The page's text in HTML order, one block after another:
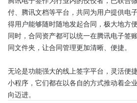
付、腾讯文档等平台，共同为用户提供电
得用户能够随时随地发起合同，极大地方
同时，合同资产都可以统一在腾讯电子签
同文件夹，让合同管理更加清晰、便捷。
无论是功能强大的线上签字平台，灵活便
小程序，它们都在以各自的方式推动着企
向迈进。